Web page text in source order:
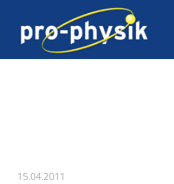
15.04.2011